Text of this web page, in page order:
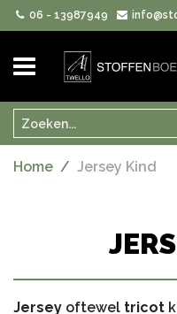
06 - 13987949
Zoeken
Home Jersey Kind
Jersey oftewel tricot